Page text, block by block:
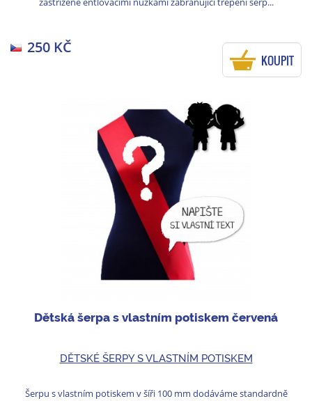
250 KČ
KOUPIT
Dětská šerpa s vlastním potiskem červená
DĚTSKÉ ŠERPY S VLASTNÍM POTISKEM
Šerpu s vlastním potiskem v šíři 100 mm dodáváme standardně